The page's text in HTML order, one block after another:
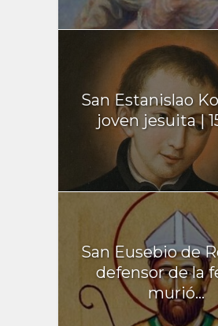
San Estanislao
joven jesuita |
San Eusebio de
defensor de la
murió...